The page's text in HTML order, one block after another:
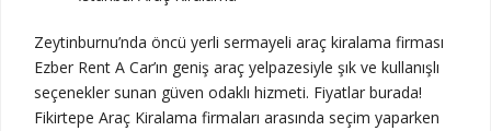
Zeytinburnu’nda öncü yerli sermayeli araç kiralama firması
Ezber Rent A Car’ın geniş araç yelpazesiyle şık ve kullanışlı
seçenekler sunan güven odaklı hizmeti. Fiyatlar burada!
Fikirtepe Araç Kiralama firmaları arasında seçim yaparken